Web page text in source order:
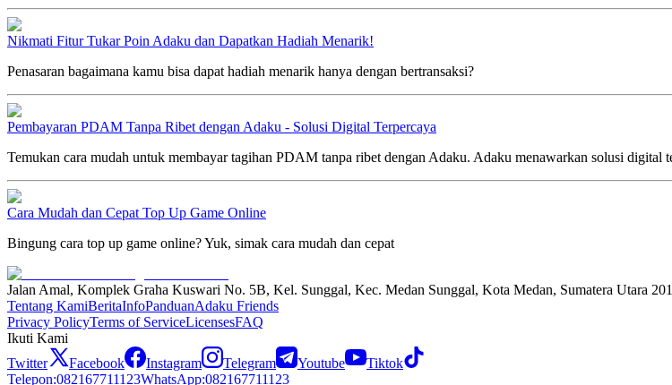
Nikmati Fitur Tukar Poin Adaku dan Dapatkan Hadiah Menarik!
Penasaran bagaimana kamu bisa dapat hadiah menarik hanya dengan bertransaksi?
Pembayaran PDAM Tanpa Ribet dengan Adaku - Solusi Digital Terpercaya
Temukan cara mudah untuk membayar tagihan PDAM tanpa ribet dengan Adaku. Adaku menawarkan solusi digital
Cara Mudah dan Cepat Top Up Game Online
Bingung cara top up game online? Yuk, simak cara mudah dan cepat
Jalan Amal, Komplek Graha Kuswari No. 5B, Kel. Sunggal, Kec. Medan Sunggal, Kota Medan, Sumatera Utara
Tentang KamiBeritaInfoPanduanAdaku Friends
Privacy PolicyTerms of ServiceLicensesFAQ
Ikuti Kami
Twitter
Facebook Instagram Telegram Youtube
Tiktok
Telepon:082167711123WhatsApp:082167711123